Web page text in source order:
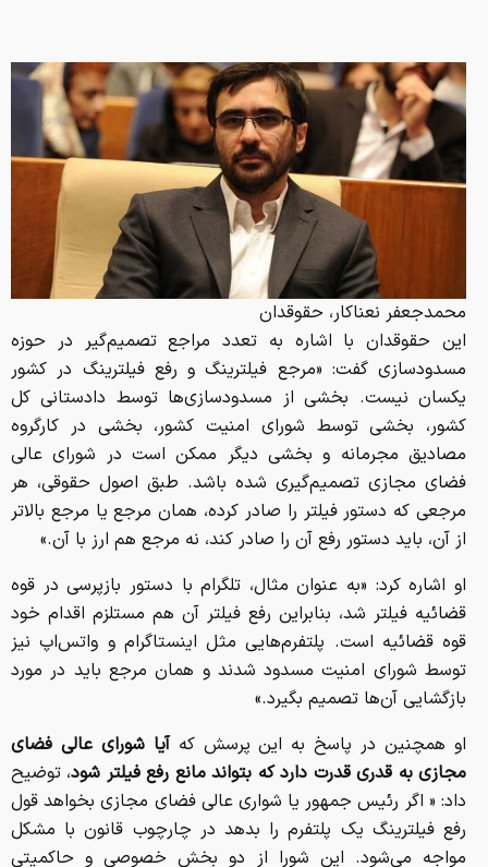
محمدجعفر نعناکار، حقوقدان
این حقوقدان با اشاره به تعدد مراجع تصمیم‌گیر در حوزه
مسدودسازی گفت: «مرجع فیلترینگ و رفع فیلترینگ در کشور
یکسان نیست. بخشی از مسدودسازی‌ها توسط دادستانی کل
کشور، بخشی توسط شورای امنیت کشور، بخشی در کارگروه
مصادیق مجرمانه و بخشی دیگر ممکن است در شورای عالی
فضای مجازی تصمیم‌گیری شده باشد. طبق اصول حقوقی، هر
مرجعی که دستور فیلتر را صادر کرده، همان مرجع یا مرجع بالاتر
از آن، باید دستور رفع آن را صادر کند، نه مرجع هم ارز با آن.»
او اشاره کرد: «به عنوان مثال، تلگرام با دستور بازپرسی در قوه
قضائیه فیلتر شد، بنابراین رفع فیلتر آن هم مستلزم اقدام خود
قوه قضائیه است. پلتفرم‌هایی مثل اینستاگرام و واتس‌اپ نیز
توسط شورای امنیت مسدود شدند و همان مرجع باید در مورد
بازگشایی آن‌ها تصمیم بگیرد.»
او همچنین در پاسخ به این پرسش که آیا شورای عالی فضای
مجازی به قدری قدرت دارد که بتواند مانع رفع فیلتر شود، توضیح
داد: « اگر رئیس جمهور یا شواری عالی فضای مجازی بخواهد قول
رفع فیلترینگ یک پلتفرم را بدهد در چارچوب قانون با مشکل
مواجه می‌شود. این شورا از دو بخش خصوصی و حاکمیتی